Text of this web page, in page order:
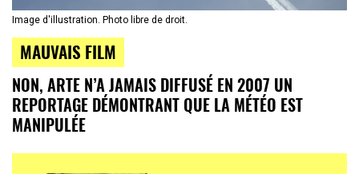
Image d'illustration. Photo libre de droit.
MAUVAIS FILM
NON, ARTE N’A JAMAIS DIFFUSÉ EN 2007 UN
REPORTAGE DÉMONTRANT QUE LA MÉTÉO EST
MANIPULÉE